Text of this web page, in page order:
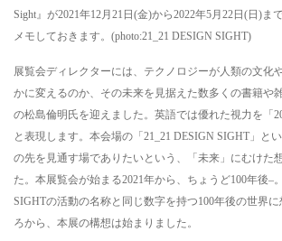
Sight』が2021年12月21日(金)から2022年5月22日(日)ま
メモしておきます。(photo:21_21 DESIGN SIGHT)
展覧会ディレクターには、テクノロジーが人類の文化
かに変えるのか、その未来を見据えた数多くの書籍や
の松島倫明氏を迎えました。英語では優れた視力を「
と表現します。本会場の「21_21 DESIGN SIGHT」と
の先を見通す場でありたいという、「未来」にむけた
た。本展覧会が始まる2021年から、ちょうど100年後–
SIGHTの活動の名称と同じ数字を持つ100年後の世界に
ろから、本展の構想は始まりました。